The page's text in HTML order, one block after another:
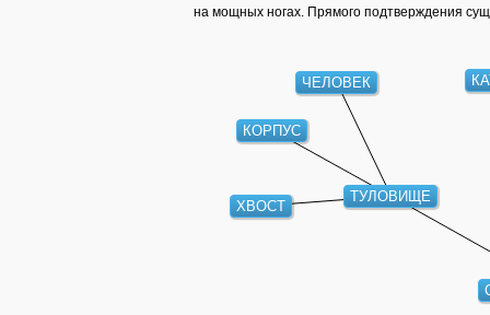
на мощных ногах. Прямого подтверждения
ТУЛОВИЩЕ
ХВОСТ
КОРПУС
ЧЕЛОВЕК